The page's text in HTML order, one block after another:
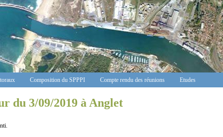
Composition du SPPPI Compte rendu des réunions Etudes
du 3/09/2019 à Anglet